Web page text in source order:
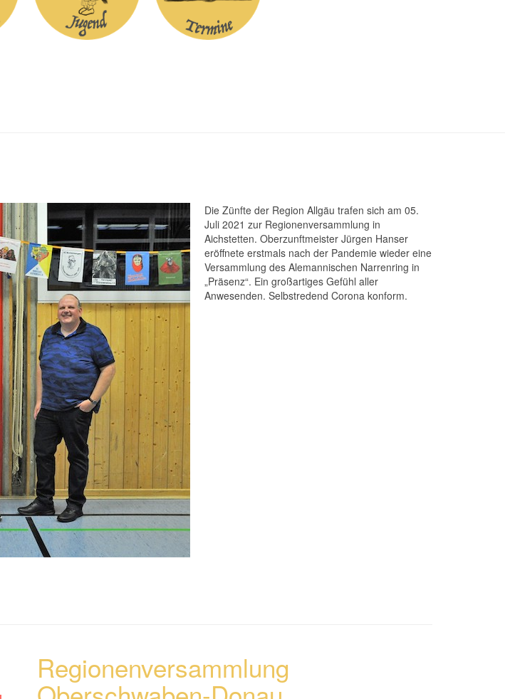
Die Zünfte der Region Allgäu trafen sich am 05.
Juli 2021 zur Regionenversammlung in
Aichstetten. Oberzunftmeister Jürgen Hanser
eröffnete erstmals nach der Pandemie wieder eine
Versammlung des Alemannischen Narrenring in
„Präsenz“. Ein großartiges Gefühl aller
Anwesenden. Selbstredend Corona konform.
Regionenversammlung